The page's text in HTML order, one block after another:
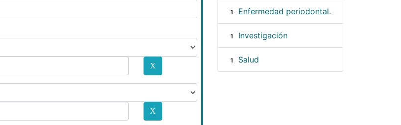
1 Enfermedad periodontal.
1 Investigación
1 Salud